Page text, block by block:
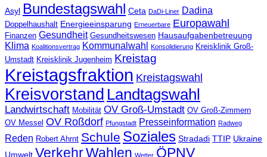
Asyl Bundestagswahl Ceta DaDi-Liner Dadina
Doppelhaushalt Energieeinsparung Erneuerbare Europawahl
Finanzen Gesundheit Gesundheitswesen Hausaufgabenbetreuung
Klima Koalitionsvertrag Kommunalwahl Konsolidierung Kreisklinik Groß-
Umstadt Kreisklinik Jugenheim Kreistag
Kreistagsfraktion Kreistagswahl
Kreisvorstand Landtagswahl
Landwirtschaft Mobilität OV Groß-Umstadt OV Groß-Zimmern
OV Messel OV Roßdorf Pfungstadt Presseinformation Radweg
Reden Robert Ahrnt Schule Soziales Stradadi TTIP Ukraine
Umwelt VerkehrWahlen Wetter ÖPNV